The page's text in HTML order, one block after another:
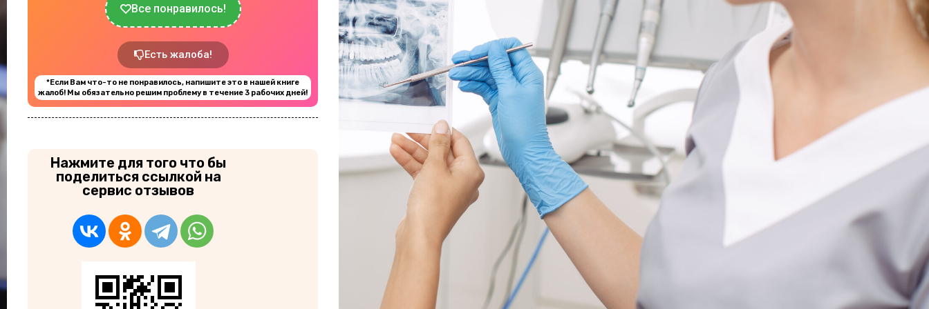
Все понравилось!
Есть жалоба!
*Если Вам что-то не понравилось, напишите это в нашей книге
жалоб! Мы обязательно решим проблему в течение 3 рабочих дней!
Нажмите для того что бы
поделиться ссылкой на
сервис отзывов